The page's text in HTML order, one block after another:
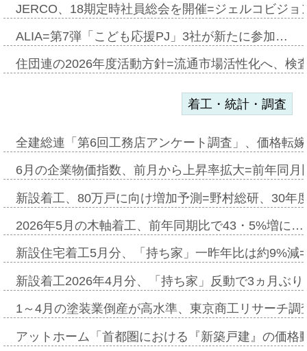
JERCO、18期定時社員総会を開催=ジェルコビジ
ALIA=第7弾「こども応援PJ」3社が新たに参加…
住団連の2026年度活動方針=流通市場活性化へ、検
着工・統計・調査
全建総連「第6回工務店アンケート調査」、価格転
6月の企業物価指数、前月から上昇率拡大=前年同
新設着工、80万戸に向け増加予測=野村総研、30年
2026年5月の木軸着工、前年同期比で43・5%増に…
新設住宅着工5月分、「持ち家」一昨年比は約9%
新設着工2026年4月分、「持ち家」反動で3ヵ月ぶ
1～4月の塗装業倒産が高水準、東京商工リサーチ
アットホーム「首都圏における『新築戸建』の価